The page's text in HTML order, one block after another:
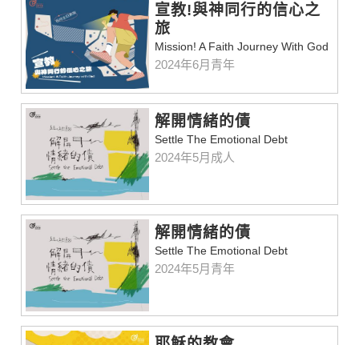
宣教!與神同行的信心之
旅
Mission! A Faith Journey With God
2024年6月青年
解開情緒的債
Settle The Emotional Debt
2024年5月成人
解開情緒的債
Settle The Emotional Debt
2024年5月青年